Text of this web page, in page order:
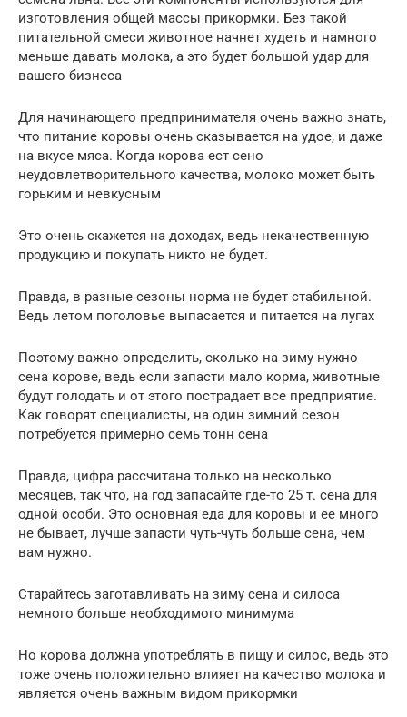
изготовления общей массы прикормки. Без такой
питательной смеси животное начнет худеть и намного
меньше давать молока, а это будет большой удар для
вашего бизнеса
Для начинающего предпринимателя очень важно знать,
что питание коровы очень сказывается на удое, и даже
на вкусе мяса. Когда корова ест сено
неудовлетворительного качества, молоко может быть
горьким и невкусным
Это очень скажется на доходах, ведь некачественную
продукцию и покупать никто не будет.
Правда, в разные сезоны норма не будет стабильной.
Ведь летом поголовье выпасается и питается на лугах
Поэтому важно определить, сколько на зиму нужно
сена корове, ведь если запасти мало корма, животные
будут голодать и от этого пострадает все предприятие.
Как говорят специалисты, на один зимний сезон
потребуется примерно семь тонн сена
Правда, цифра рассчитана только на несколько
месяцев, так что, на год запасайте где-то 25 т. сена для
одной особи. Это основная еда для коровы и ее много
не бывает, лучше запасти чуть-чуть больше сена, чем
вам нужно.
Старайтесь заготавливать на зиму сена и силоса
немного больше необходимого минимума
Но корова должна употреблять в пищу и силос, ведь это
тоже очень положительно влияет на качество молока и
является очень важным видом прикормки